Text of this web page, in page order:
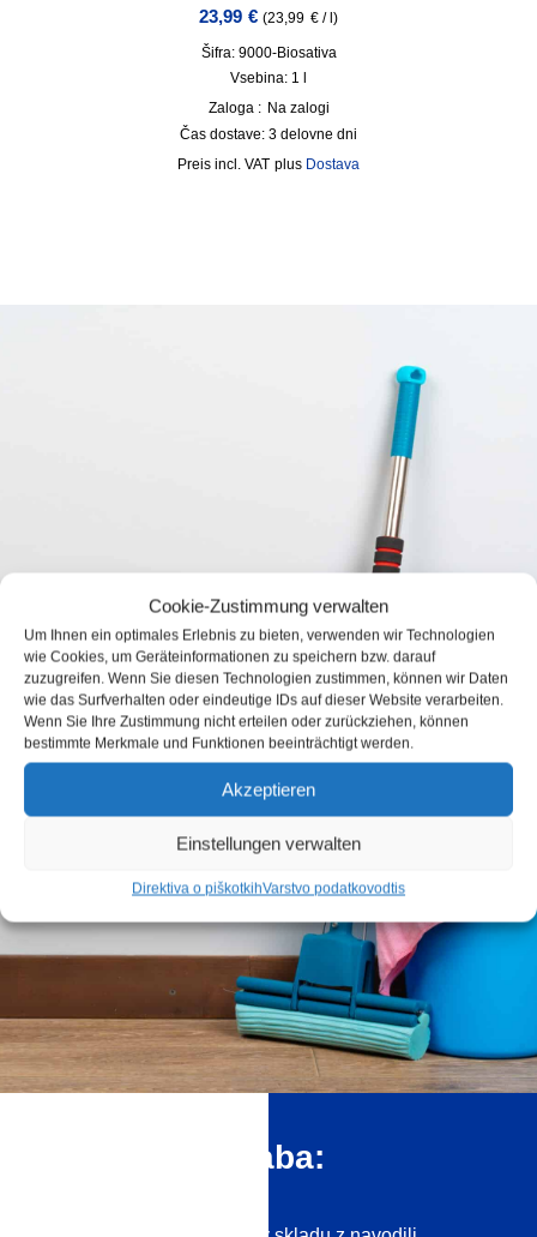
Cookie-Zustimmung verwalten
Um Ihnen ein optimales Erlebnis zu bieten, verwenden wir Technologien
wie Cookies, um Geräteinformationen zu speichern bzw. darauf
zuzugreifen. Wenn Sie diesen Technologien zustimmen, können wir Daten
wie das Surfverhalten oder eindeutige IDs auf dieser Website verarbeiten.
Wenn Sie Ihre Zustimmung nicht erteilen oder zurückziehen, können
bestimmte Merkmale und Funktionen beeinträchtigt werden.
Akzeptieren
Einstellungen verwalten
Direktiva o piškotkihVarstvo podatkovodtis
23,99 € (23,99 € / )
Šifra: 9000-Biosativa
Vsebina: 1 l
Zaloga : Na zalogi
Čas dostave: 3 delovne dni
incl. VAT plus Dostava
Pravilna uporaba: